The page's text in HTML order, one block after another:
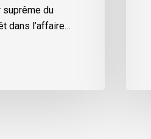
suprême du
dans l’affaire…